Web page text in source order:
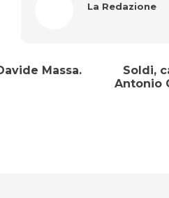
La Redazione
Massa.
Soldi,
Antonio